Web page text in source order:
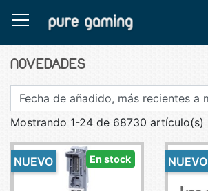
NOVEDADES
Mostrando 1-24 de 68730 artículo(s)
En stock
NUEVO NUEVO